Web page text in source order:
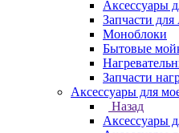
Аксессуары
Запчасти
Моноблоки
Бытовые
Запчасти
Аксессуары для
Назад
Аксессуары